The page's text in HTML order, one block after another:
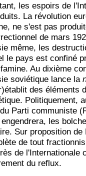
les espoirs de
La révolution
ne s'est pas
de mars
même, les
le pays est confiné
Au dixième
soviétique lance la
des éléments
Politiquement,
Parti communiste
engendrera, les
Sur proposition
de tout
de l'Internationale
du reflux.